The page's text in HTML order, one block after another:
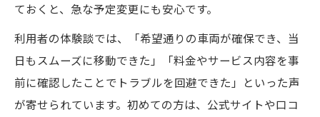
ておくと、急な予定変更にも安心です。
利用者の体験談では、「希望通りの車両が確保でき、当
日もスムーズに移動できた」「料金やサービス内容を事
前に確認したことでトラブルを回避できた」といった声
が寄せられています。初めての方は、公式サイトや口コ